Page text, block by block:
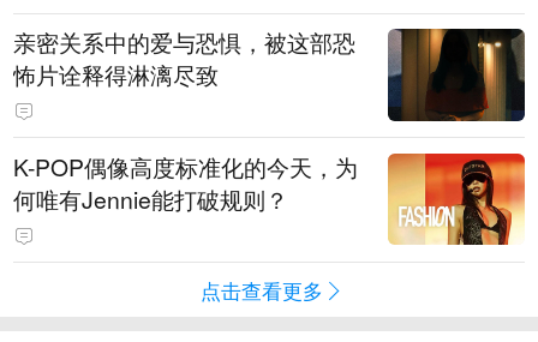
亲密关系中的爱与恐惧，被这部恐
怖片诠释得淋漓尽致
K-POP偶像高度标准化的今天，为
何唯有Jennie能打破规则？
点击查看更多